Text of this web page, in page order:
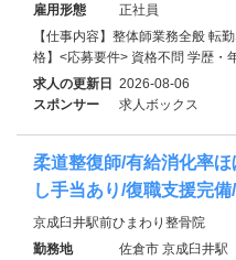
雇用形態
正社員
【仕事内容】整体師業務全般 転
格】<応募要件> 資格不問 学歴・
求人の更新日 2026-08-06
スポンサー
求人ボックス
柔道整復師/有給消化率
し手当あり/復職支援完
京成臼井駅前ひまわり整骨院
勤務地
佐倉市 京成臼井駅